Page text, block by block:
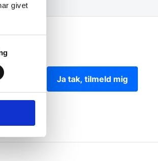
givet
Ja tak, tilmeld mig